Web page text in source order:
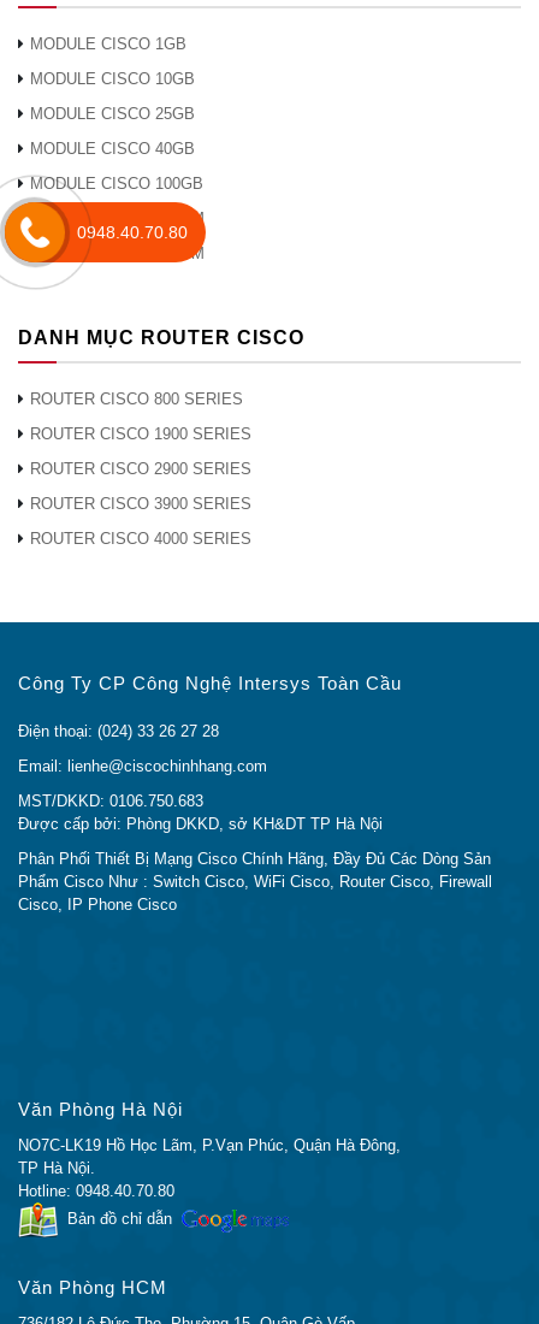
MODULE CISCO 1GB
MODULE CISCO 10GB
MODULE CISCO 25GB
MODULE CISCO 40GB
MODULE CISCO 100GB
MODULE CISCO DWDM
MODULE CISCO CWDM
DANH MỤC ROUTER CISCO
ROUTER CISCO 800 SERIES
ROUTER CISCO 1900 SERIES
ROUTER CISCO 2900 SERIES
ROUTER CISCO 3900 SERIES
ROUTER CISCO 4000 SERIES
Công Ty CP Công Nghệ Intersys Toàn Cầu
Điện thoại: (024) 33 26 27 28
Email: lienhe@ciscochinhhang.com
MST/DKKD: 0106.750.683
Được cấp bởi: Phòng DKKD, sở KH&DT TP Hà Nội
Phân Phối Thiết Bị Mạng Cisco Chính Hãng, Đầy Đủ Các Dòng Sản
Phẩm Cisco Như : Switch Cisco, WiFi Cisco, Router Cisco, Firewall
Cisco, IP Phone Cisco
Văn Phòng Hà Nội
NO7C-LK19 Hồ Học Lãm, P.Vạn Phúc, Quận Hà Đông,
TP Hà Nội.
Hotline: 0948.40.70.80
Bản đồ chỉ dẫn
Văn Phòng HCM
0948.40.70.80